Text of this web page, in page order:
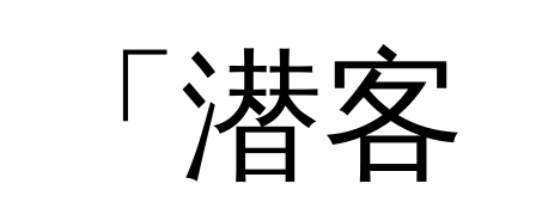
「潜客